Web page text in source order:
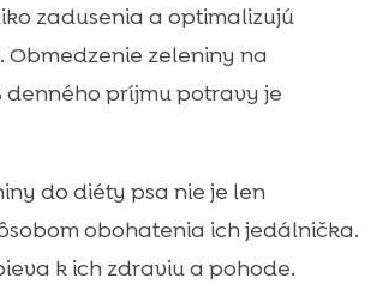
zadusenia a optimalizujú
Obmedzenie zeleniny na
denného príjmu potravy je
do diéty psa nie je len
obohatenia ich jedálnička.
k ich zdraviu a pohode.